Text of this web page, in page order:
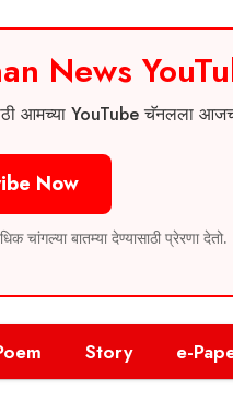
News
आमच्या YouTube चॅनलला
Now
बातम्या देण्यासाठी प्रेरणा देतो.
Story e-